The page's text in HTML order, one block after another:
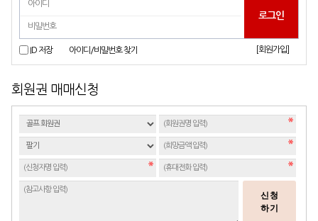
ID 저장 아이디/비밀번호 찾기 [회원가입]
회원권 매매신청
신청
하기